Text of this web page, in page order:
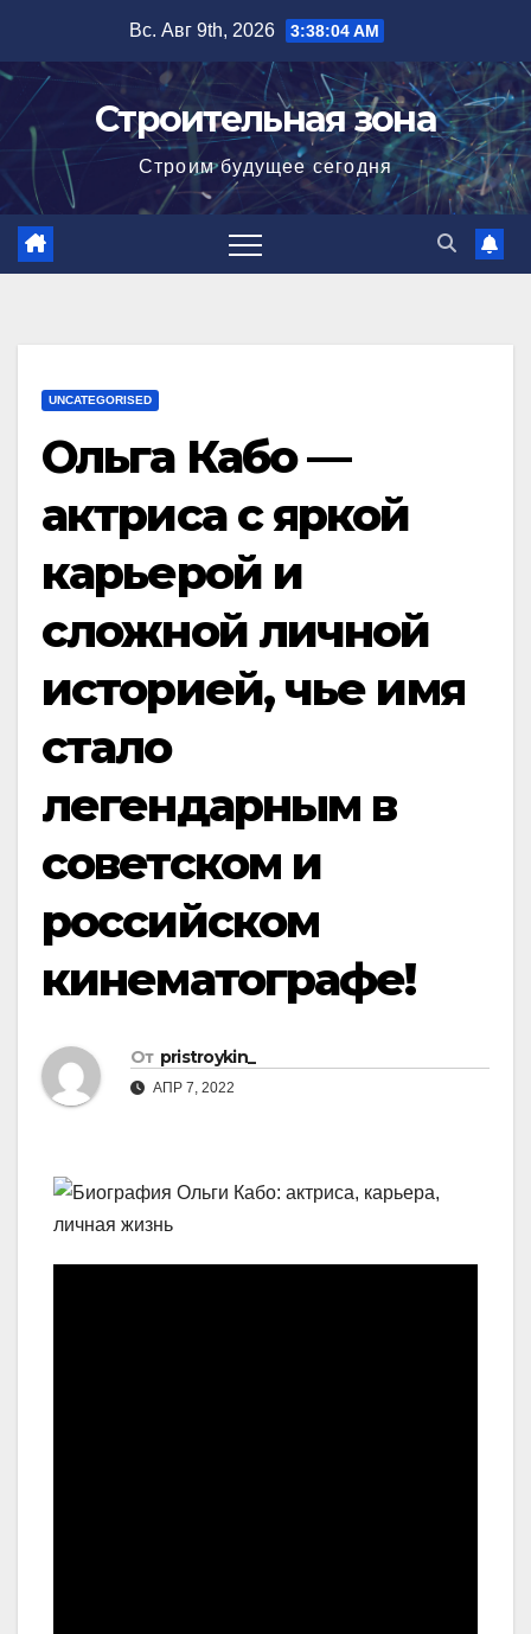
содержимому
Вс. Авг 9th, 2026 3:38:05 AM
Строительная зона
Строим будущее сегодня
UNCATEGORISED
Ольга Кабо —
актриса с яркой
карьерой и
сложной личной
историей, чье имя
стало
легендарным в
советском и
российском
кинематографе!
От pristroykin_
АПР 7, 2022